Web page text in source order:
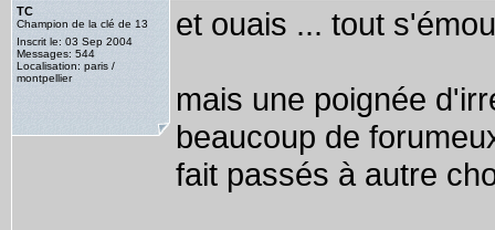
TC
Champion de la clé de 13
Inscrit le: 03 Sep 2004
Messages: 544
Localisation: paris /
montpellier
et ouais ... tout
mais une poignée
beaucoup de
fait passés à autre